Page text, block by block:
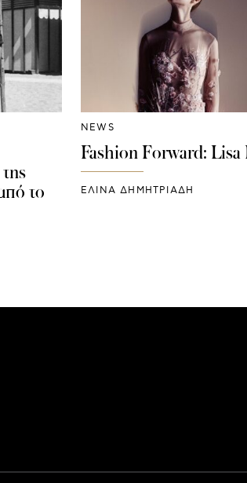
το
NEWS
Fashion Forward: Lisa
ΕΛΙΝΑ ΔΗΜΗΤΡΙΑΔΗ